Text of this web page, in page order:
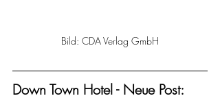
Bild: CDA Verlag GmbH
Down Town Hotel - Neue Post: